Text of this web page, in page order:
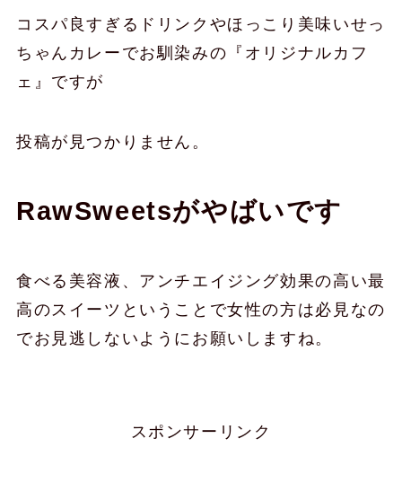
コスパ良すぎるドリンクやほっこり美味いせっ
ちゃんカレーでお馴染みの『オリジナルカフ
ェ』ですが
投稿が見つかりません。
RawSweetsがやばいです
食べる美容液、アンチエイジング効果の高い最
高のスイーツということで女性の方は必見なの
でお見逃しないようにお願いしますね。
スポンサーリンク